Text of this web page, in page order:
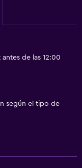
de las 12:00
según el tipo de